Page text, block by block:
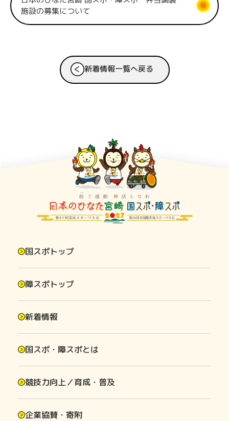
施設の募集について
新着情報一覧へ戻る
国スポトップ
障スポトップ
新着情報
国スポ・障スポとは
競技力向上／育成・普及
企業協賛・寄附